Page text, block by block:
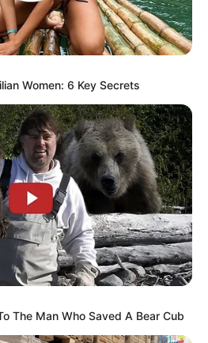
Women: 6 Key Secrets
The Man Who Saved A Bear Cub